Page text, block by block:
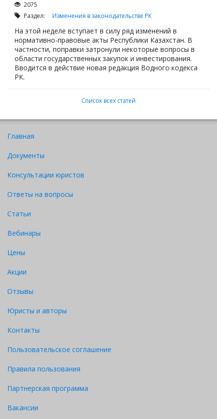
2075
Раздел: Изменения в законодательстве РК
На этой неделе вступает в силу ряд изменений в
нормативно-правовые акты Республики Казахстан. В
частности, поправки затронули некоторые вопросы в
области государственных закупок и инвестирования.
Вводится в действие новая редакция Водного кодекса
РК.
Список всех статей
Главная
Документы
Консультации юристов
Ответы на вопросы
Статьи
Вебинары
Цены
Акции
Отзывы
Юристы и авторы
Контакты
Пользовательское соглашение
Правила пользования
Партнерская программа
Вакансии